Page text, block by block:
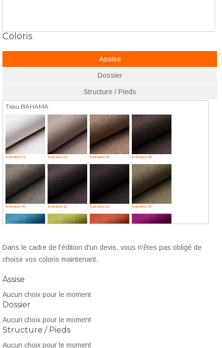
Coloris
Assise
Dossier
Structure / Pieds
Tissu BAHAMA
Bahama 01 Bahama 03 Bahama 06 Bahama 08
Bahama 09 Bahama 11 Bahama 12 Bahama 15
Bahama 16 Bahama 17 Bahama 19
Bahama 25
Dans le cadre de l'édition d'un devis, vous n'êtes pas obligé de
choisir vos coloris maintenant.
Assise
Aucun choix pour le moment
Dossier
Aucun choix pour le moment
Structure / Pieds
Aucun choix pour le moment